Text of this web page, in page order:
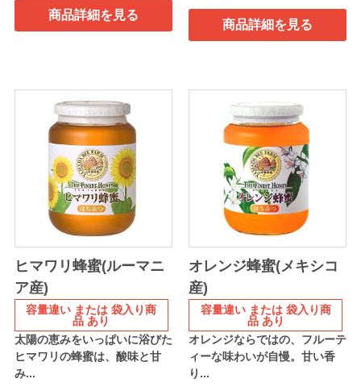
商品詳細を見る
商品詳細を見る
ヒマワリ蜂蜜(ルーマニ
ア産)
容量違い または 袋入り商
品 あり
太陽の恵みをいっぱいに浴びた
ヒマワリの蜂蜜は、酸味と甘
み...
オレンジ蜂蜜(メキシコ
産)
容量違い または 袋入り商
品 あり
オレンジならではの、フルーテ
ィーな味わいが自慢。甘い香
り...